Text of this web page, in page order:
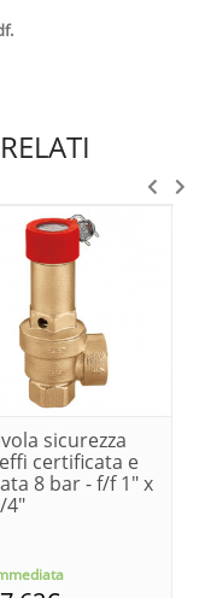
sicurezza
certificata e
8 bar - f/f 1" x
4"